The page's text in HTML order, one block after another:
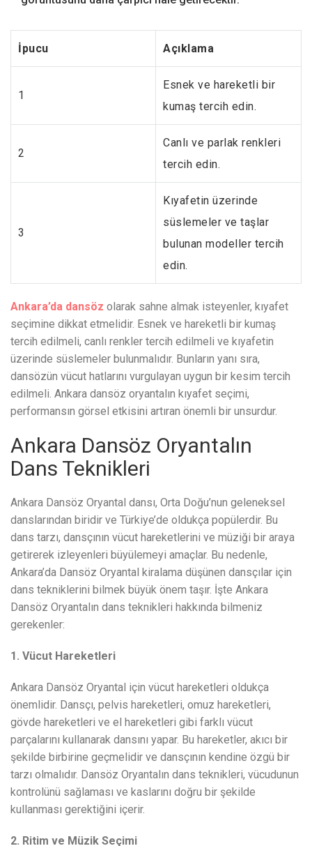
İpucu Açıklama
1
Esnek ve hareketli bir
kumaş tercih edin.
2
Canlı ve parlak renkleri
tercih edin.
3
Kıyafetin üzerinde
süslemeler ve taşlar
bulunan modeller tercih
edin.
Ankara’da dansöz olarak sahne almak isteyenler, kıyafet
seçimine dikkat etmelidir. Esnek ve hareketli bir kumaş
tercih edilmeli, canlı renkler tercih edilmeli ve kıyafetin
üzerinde süslemeler bulunmalıdır. Bunların yanı sıra,
dansözün vücut hatlarını vurgulayan uygun bir kesim tercih
edilmeli. Ankara dansöz oryantalın kıyafet seçimi,
performansın görsel etkisini artıran önemli bir unsurdur.
Ankara Dansöz Oryantalın
Dans Teknikleri
Ankara Dansöz Oryantal dansı, Orta Doğu’nun geleneksel
danslarından biridir ve Türkiye’de oldukça popülerdir. Bu
dans tarzı, dansçının vücut hareketlerini ve müziği bir araya
getirerek izleyenleri büyülemeyi amaçlar. Bu nedenle,
Ankara’da Dansöz Oryantal kiralama düşünen dansçılar için
dans tekniklerini bilmek büyük önem taşır. İşte Ankara
Dansöz Oryantalın dans teknikleri hakkında bilmeniz
gerekenler:
1. Vücut Hareketleri
Ankara Dansöz Oryantal için vücut hareketleri oldukça
önemlidir. Dansçı, pelvis hareketleri, omuz hareketleri,
gövde hareketleri ve el hareketleri gibi farklı vücut
parçalarını kullanarak dansını yapar. Bu hareketler, akıcı bir
şekilde birbirine geçmelidir ve dansçının kendine özgü bir
tarzı olmalıdır. Dansöz Oryantalın dans teknikleri, vücudunun
kontrolünü sağlaması ve kaslarını doğru bir şekilde
kullanması gerektiğini içerir.
2. Ritim ve Müzik Seçimi